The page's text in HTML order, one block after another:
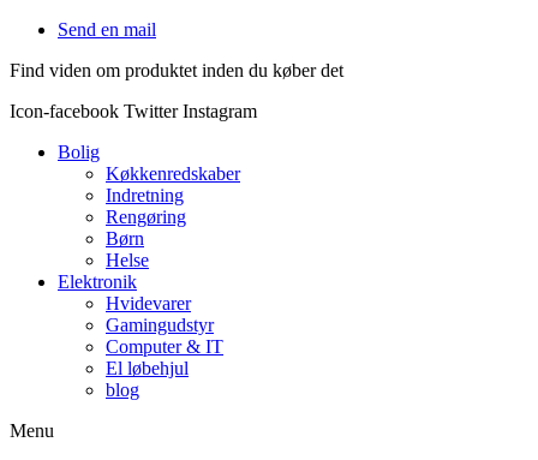
Videre
indhold
Send en mail
Find viden om produktet inden du køber det
Icon-facebook Twitter Instagram
Bolig
Køkkenredskaber
Indretning
Rengøring
Børn
Helse
Elektronik
Hvidevarer
Gamingudstyr
Computer & IT
El løbehjul
blog
Menu